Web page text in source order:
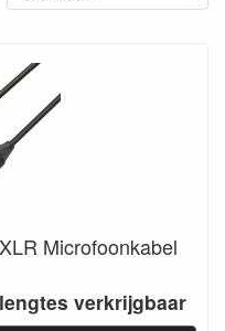
Microfoonkabel
verkrijgbaar